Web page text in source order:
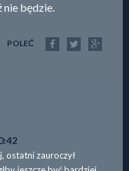
nie będzie.
POLEĆ
ostatni zauroczył